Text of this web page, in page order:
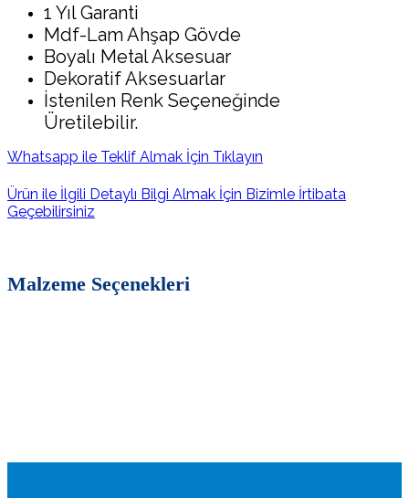
1 Yıl Garanti
Mdf-Lam Ahşap Gövde
Boyalı Metal Aksesuar
Dekoratif Aksesuarlar
İstenilen Renk Seçeneğinde
Üretilebilir.
Whatsapp ile Teklif Almak İçin Tıklayın
Ürün ile İlgili Detaylı Bilgi Almak İçin Bizimle İrtibata
Geçebilirsiniz
Malzeme Seçenekleri